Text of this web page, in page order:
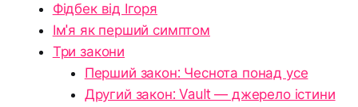
Фідбек від Ігоря
Ім'я як перший симптом
Три закони
Перший закон: Чеснота понад усе
Другий закон: Vault — джерело істини